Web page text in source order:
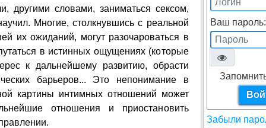
другими словами, заниматься сексом,
Многие, столкнувшись с реальной
их ожиданий, могут разочароваться в
в истинных ощущениях (которые
к дальнейшему развитию, обрасти
барьеров... Это непонимание в
картины интимных отношений может
отношения и приостановить
Ваш пароль:
Забыли